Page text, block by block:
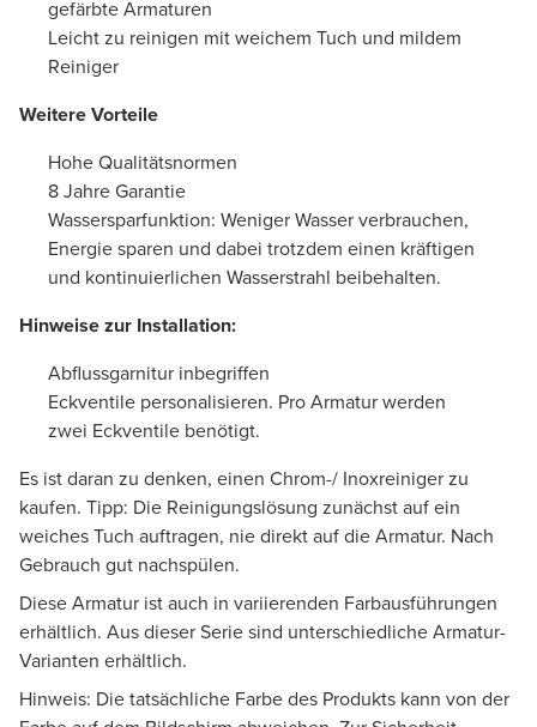
gefärbte Armaturen
Leicht zu reinigen mit weichem Tuch und mildem
Reiniger
Weitere Vorteile
Hohe Qualitätsnormen
8 Jahre Garantie
Wassersparfunktion: Weniger Wasser verbrauchen,
Energie sparen und dabei trotzdem einen kräftigen
und kontinuierlichen Wasserstrahl beibehalten.
Hinweise zur Installation:
Abflussgarnitur inbegriffen
Eckventile personalisieren. Pro Armatur werden
zwei Eckventile benötigt.
Es ist daran zu denken, einen Chrom-/ Inoxreiniger zu
kaufen. Tipp: Die Reinigungslösung zunächst auf ein
weiches Tuch auftragen, nie direkt auf die Armatur. Nach
Gebrauch gut nachspülen.
Diese Armatur ist auch in variierenden Farbausführungen
erhältlich. Aus dieser Serie sind unterschiedliche Armatur-
Varianten erhältlich.
Hinweis: Die tatsächliche Farbe des Produkts kann von der